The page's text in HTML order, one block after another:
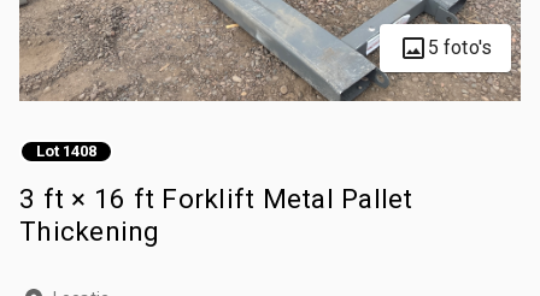
5 foto's
Lot 1408
3 ft × 16 ft Forklift Metal Pallet
Thickening